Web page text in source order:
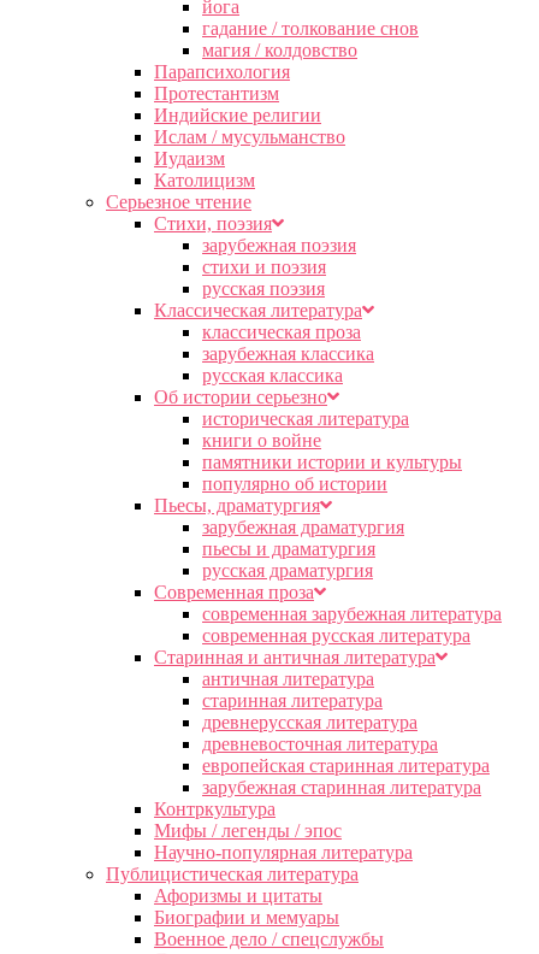
йога
гадание / толкование снов
магия / колдовство
Парапсихология
Протестантизм
Индийские религии
Ислам / мусульманство
Иудаизм
Католицизм
Серьезное чтение
Cтихи, поэзия
зарубежная поэзия
стихи и поэзия
русская поэзия
Классическая литература
классическая проза
зарубежная классика
русская классика
Об истории серьезно
историческая литература
книги о войне
памятники истории и культуры
популярно об истории
Пьесы, драматургия
зарубежная драматургия
пьесы и драматургия
русская драматургия
Современная проза
современная зарубежная литература
современная русская литература
Старинная и античная литература
античная литература
старинная литература
древнерусская литература
древневосточная литература
европейская старинная литература
зарубежная старинная литература
Контркультура
Мифы / легенды / эпос
Научно-популярная литература
Публицистическая литература
Афоризмы и цитаты
Биографии и мемуары
Военное дело / спецслужбы